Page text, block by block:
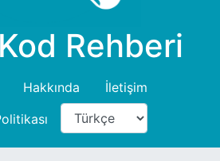
Rehberi
Hakkında
İletişim